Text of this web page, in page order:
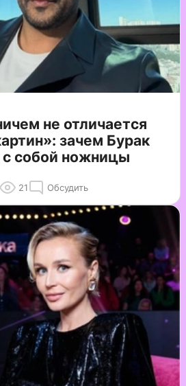
не отличается
зачем Бурак
с собой ножницы
21 Обсудить